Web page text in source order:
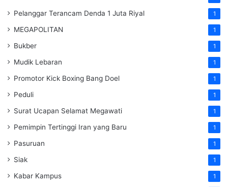
Pelanggar Terancam Denda 1 Juta Riyal 1
MEGAPOLITAN 1
Bukber 1
Mudik Lebaran 1
Promotor Kick Boxing Bang Doel 1
Peduli 1
Surat Ucapan Selamat Megawati 1
Pemimpin Tertinggi Iran yang Baru 1
Pasuruan 1
Siak 1
Kabar Kampus 1